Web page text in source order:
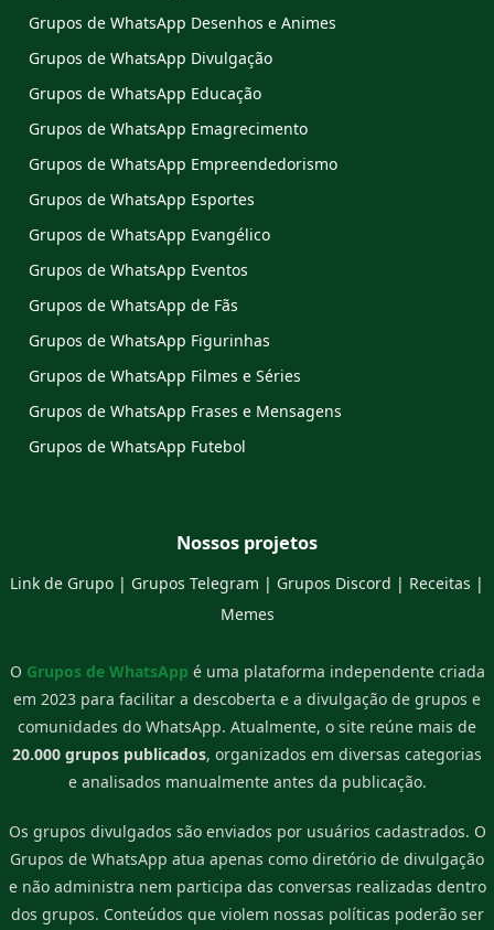
Grupos de WhatsApp Desenhos e Animes
Grupos de WhatsApp Divulgação
Grupos de WhatsApp Educação
Grupos de WhatsApp Emagrecimento
Grupos de WhatsApp Empreendedorismo
Grupos de WhatsApp Esportes
Grupos de WhatsApp Evangélico
Grupos de WhatsApp Eventos
Grupos de WhatsApp de Fãs
Grupos de WhatsApp Figurinhas
Grupos de WhatsApp Filmes e Séries
Grupos de WhatsApp Frases e Mensagens
Grupos de WhatsApp Futebol
Nossos projetos
Link de Grupo | Grupos Telegram | Grupos Discord | Receitas |
Memes
O Grupos de WhatsApp é uma plataforma independente criada
em 2023 para facilitar a descoberta e a divulgação de grupos e
comunidades do WhatsApp. Atualmente, o site reúne mais de
20.000 grupos publicados, organizados em diversas categorias
e analisados manualmente antes da publicação.
Os grupos divulgados são enviados por usuários cadastrados. O
Grupos de WhatsApp atua apenas como diretório de divulgação
e não administra nem participa das conversas realizadas dentro
dos grupos. Conteúdos que violem nossas políticas poderão ser